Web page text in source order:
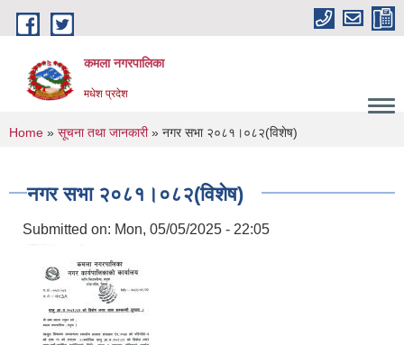
Skip to main content
कमला नगरपालिका
मधेश प्रदेश
You are here
Home » सूचना तथा जानकारी» नगर सभा २०८१।०८२(विशेष)
नगर सभा २०८१।०८२(विशेष)
Submitted on: Mon, 05/05/2025 - 22:05